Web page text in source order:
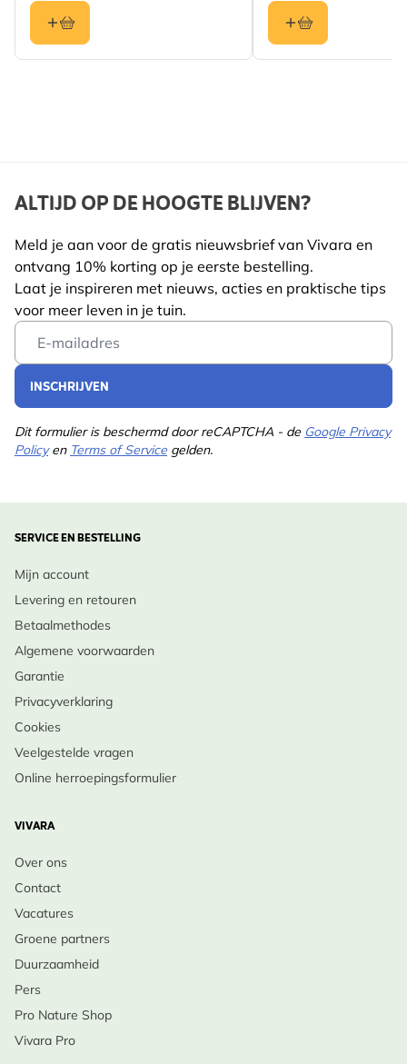
ALTIJD OP DE HOOGTE BLIJVEN?
Meld je aan voor de gratis nieuwsbrief van Vivara en
ontvang 10% korting op je eerste bestelling.
Laat je inspireren met nieuws, acties en praktische tips
voor meer leven in je tuin.
Email Address
INSCHRIJVEN
Dit formulier is beschermd door reCAPTCHA - de Google Privacy
Policyen Terms of Service gelden.
SERVICE EN BESTELLING
Mijn account
Levering en retouren
Betaalmethodes
Algemene voorwaarden
Garantie
Privacyverklaring
Cookies
Veelgestelde vragen
Online herroepingsformulier
VIVARA
Over ons
Contact
Vacatures
Groene partners
Duurzaamheid
Pers
Pro Nature Shop
Vivara Pro